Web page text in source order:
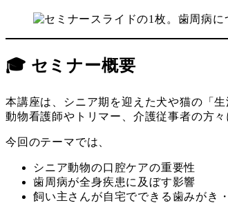
🎓 セミナー概要
本講座は、シニア期を迎えた犬や猫の「
動物看護師やトリマー、介護従事者の方
今回のテーマでは、
シニア動物の口腔ケアの重要性
歯周病が全身疾患に及ぼす影響
飼い主さんが自宅でできる歯みがき